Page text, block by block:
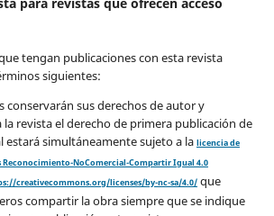
tengan publicaciones con esta revista
siguientes:
conservarán sus derechos de autor y
revista el derecho de primera publicación de
estará simultáneamente sujeto a la licencia de
Reconocimiento-NoComercial-Compartir Igual 4.0
creativecommons.org/licenses/by-nc-sa/4.0/que
compartir la obra siempre que se indique